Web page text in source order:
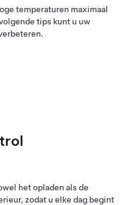
temperaturen maximaal
tips kunt u uw
het opladen als de
zodat u elke dag begint